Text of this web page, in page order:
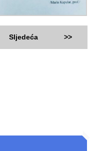
Sljedeća >>